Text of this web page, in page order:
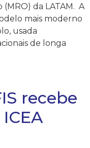
da LATAM. A
mais moderno
usada
de longa
recebe